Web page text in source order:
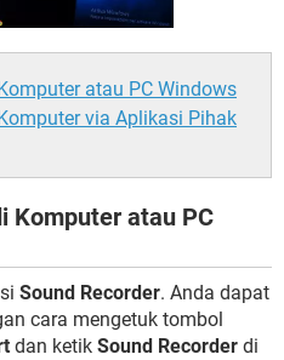
atau PC Windows
via Aplikasi Pihak
Komputer atau PC
Sound Recorder. Anda dapat
cara mengetuk tombol
dan ketik Sound Recorder di